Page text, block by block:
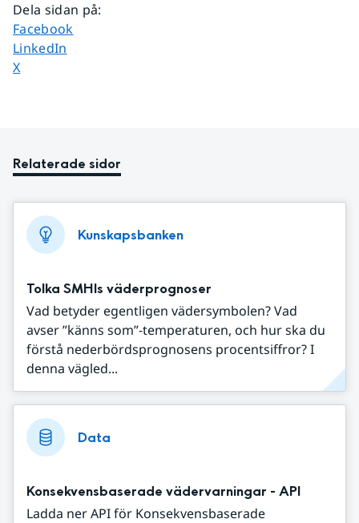
Dela sidan på:
Dela sidan på
Facebook
Dela sidan på
LinkedIn
Dela sidan på
X
Relaterade sidor
Kunskapsbanken
Tolka SMHIs väderprognoser
Vad betyder egentligen vädersymbolen? Vad
avser ”känns som”-temperaturen, och hur ska du
förstå nederbördsprognosens procentsiffror? I
denna vägled...
Data
Konsekvensbaserade vädervarningar - API
Ladda ner API för Konsekvensbaserade